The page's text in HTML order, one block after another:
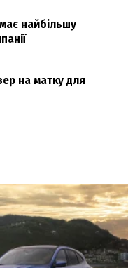
найбільшу
на матку для